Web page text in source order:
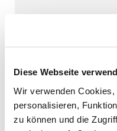
Diese Webseite
Wir verwenden
personalisieren,
zu können und die
Wigbertsaal,